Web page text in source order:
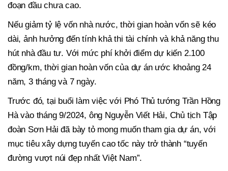
đoạn đầu chưa cao.
Nếu giảm tỷ lệ vốn nhà nước, thời gian hoàn vốn sẽ kéo
dài, ảnh hưởng đến tính khả thi tài chính và khả năng thu
hút nhà đầu tư. Với mức phí khởi điểm dự kiến 2.100
đồng/km, thời gian hoàn vốn của dự án ước khoảng 24
năm, 3 tháng và 7 ngày.
Trước đó, tại buổi làm việc với Phó Thủ tướng Trần Hồng
Hà vào tháng 9/2024, ông Nguyễn Viết Hải, Chủ tịch Tập
đoàn Sơn Hải đã bày tỏ mong muốn tham gia dự án, với
mục tiêu xây dựng tuyến cao tốc này trở thành “tuyến
đường vượt núi đẹp nhất Việt Nam”.